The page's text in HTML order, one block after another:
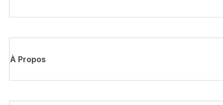
À Propos